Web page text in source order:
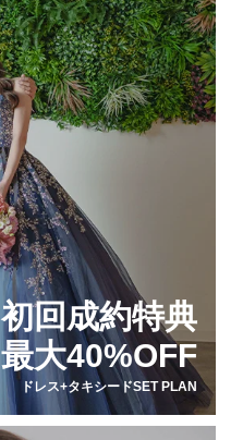
初回成約特典
最大40%OFF
ドレス+タキシードSET PLAN